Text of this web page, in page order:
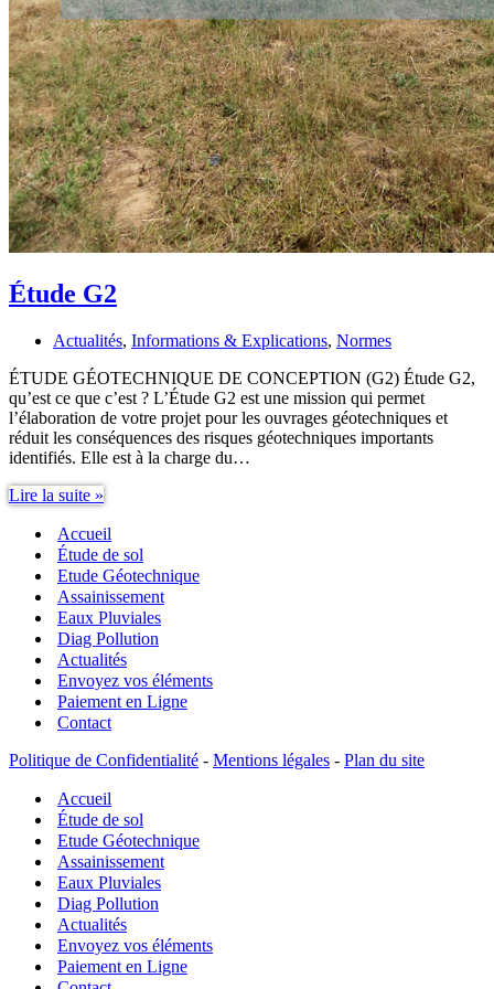
Étude G2
Actualités, Informations & Explications, Normes
ÉTUDE GÉOTECHNIQUE DE CONCEPTION (G2) Étude G2,
qu’est ce que c’est ? L’Étude G2 est une mission qui permet
l’élaboration de votre projet pour les ouvrages géotechniques et
réduit les conséquences des risques géotechniques importants
identifiés. Elle est à la charge du…
Lire la suite »
Accueil
Étude de sol
Etude Géotechnique
Assainissement
Eaux Pluviales
Diag Pollution
Actualités
Envoyez vos éléments
Paiement en Ligne
Contact
Politique de Confidentialité - Mentions légales - Plan du site
Accueil
Étude de sol
Etude Géotechnique
Assainissement
Eaux Pluviales
Diag Pollution
Actualités
Envoyez vos éléments
Paiement en Ligne